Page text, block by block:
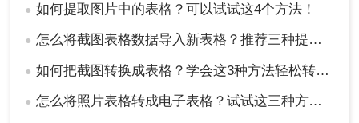
● 如何提取图片中的表格？可以试试这4个方法！
● 怎么将截图表格数据导入新表格？推荐三种提取方法!
● 如何把截图转换成表格？学会这3种方法轻松转换！
● 怎么将照片表格转成电子表格？试试这三种方法！